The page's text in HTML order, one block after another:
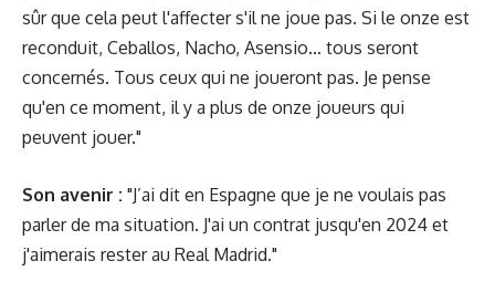
sûr que cela peut l'affecter s'il ne joue pas. Si le onze est
reconduit, Ceballos, Nacho, Asensio… tous seront
concernés. Tous ceux qui ne joueront pas. Je pense
qu'en ce moment, il y a plus de onze joueurs qui
peuvent jouer."
Son avenir : "J’ai dit en Espagne que je ne voulais pas
parler de ma situation. J'ai un contrat jusqu'en 2024 et
j'aimerais rester au Real Madrid."